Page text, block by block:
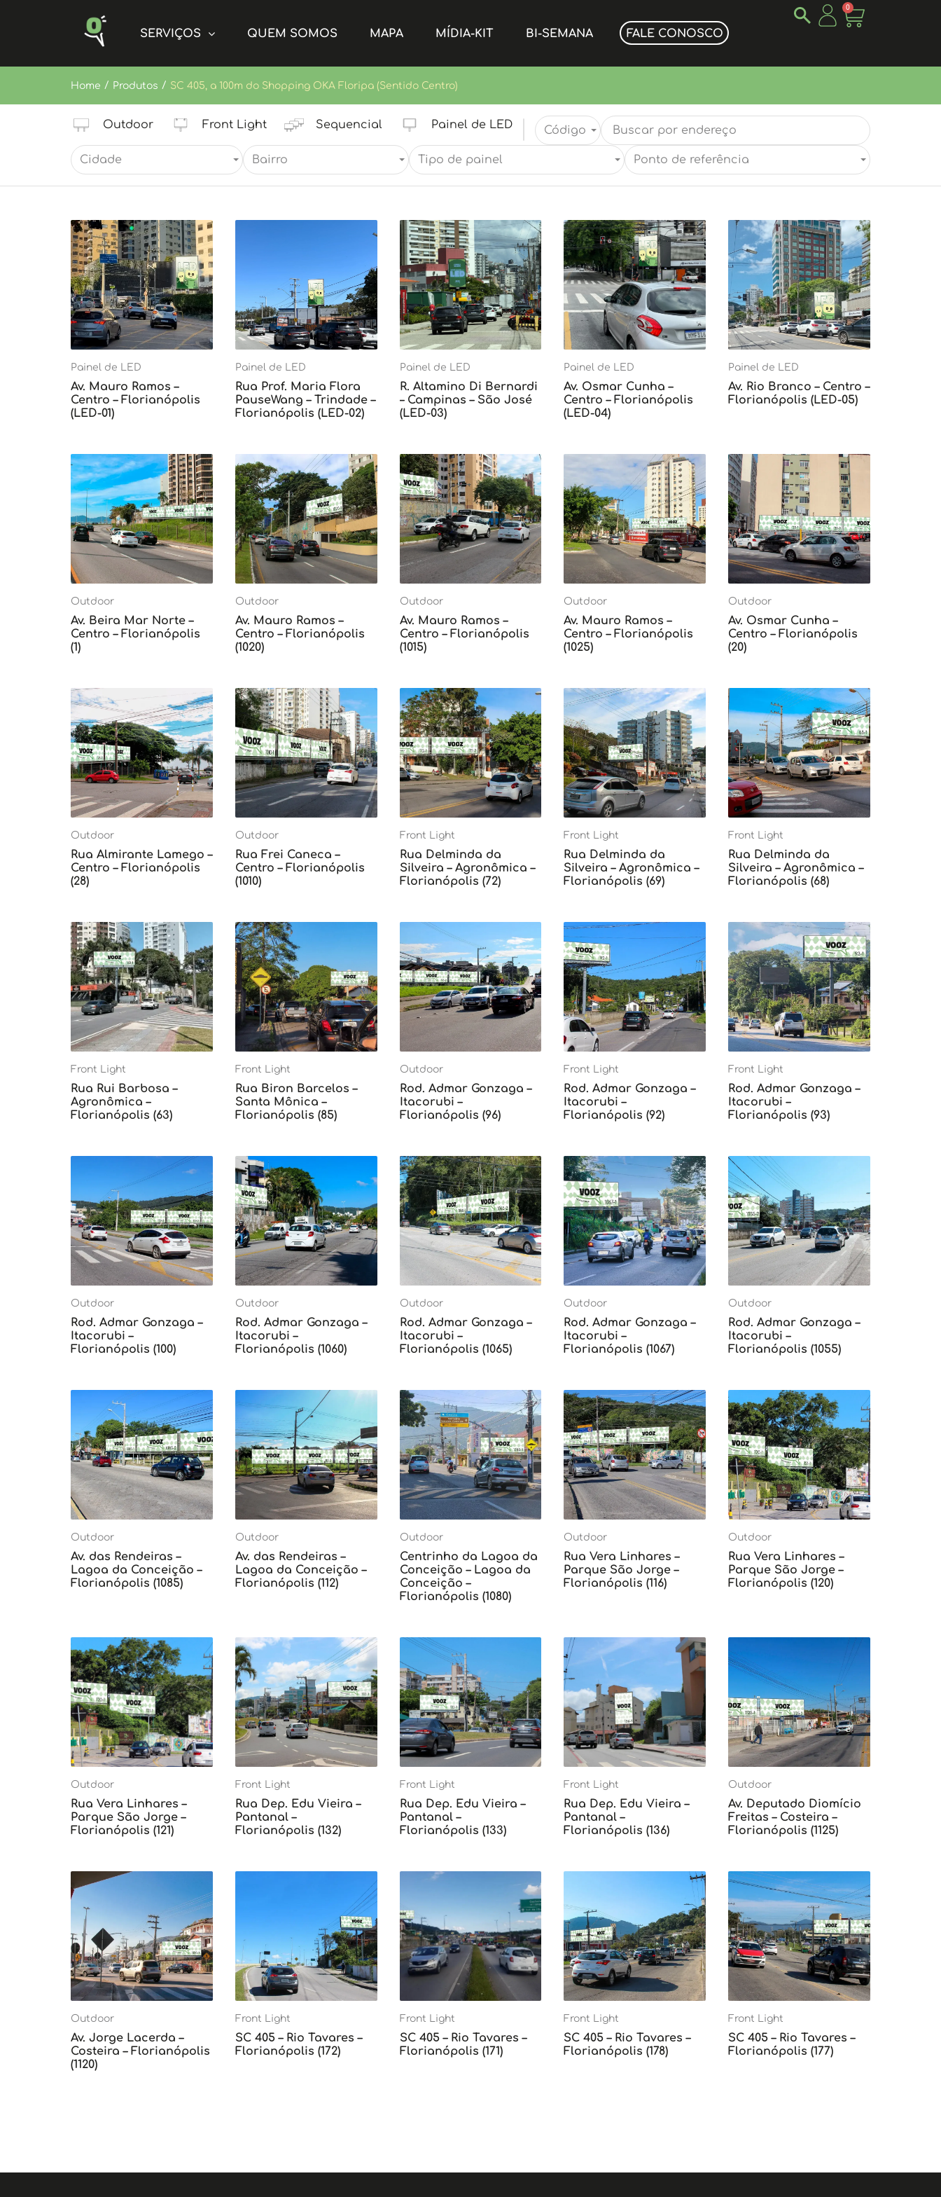
SERVIÇOS QUEM SOMOS MAPA MÍDIA-KIT BI-SEMANA FALE CONOSCO
0
Home / Produtos / SC 405, a 100m do Shopping OKA Floripa (Sentido Centro)
Outdoor Front Light Sequencial Painel de LED Código
Cidade Bairro Tipo de painel Ponto de referência
Painel de LED
Av. Mauro Ramos –
Centro – Florianópolis
(LED-01)
Painel de LED
Rua Prof. Maria Flora
PauseWang – Trindade –
Florianópolis (LED-02)
Painel de LED
R. Altamino Di Bernardi
– Campinas – São José
(LED-03)
Painel de LED
Av. Osmar Cunha –
Centro – Florianópolis
(LED-04)
Painel de LED
Av. Rio Branco – Centro –
Florianópolis (LED-05)
Outdoor
Av. Beira Mar Norte –
Centro – Florianópolis
(1)
Outdoor
Av. Mauro Ramos –
Centro – Florianópolis
(1020)
Outdoor
Av. Mauro Ramos –
Centro – Florianópolis
(1015)
Outdoor
Av. Mauro Ramos –
Centro – Florianópolis
(1025)
Outdoor
Av. Osmar Cunha –
Centro – Florianópolis
(20)
Outdoor
Rua Almirante Lamego –
Centro – Florianópolis
(28)
Outdoor
Rua Frei Caneca –
Centro – Florianópolis
(1010)
Front Light
Rua Delminda da
Silveira – Agronômica –
Florianópolis (72)
Front Light
Rua Delminda da
Silveira – Agronômica –
Florianópolis (69)
Front Light
Rua Delminda da
Silveira – Agronômica –
Florianópolis (68)
Front Light
Rua Rui Barbosa –
Agronômica –
Florianópolis (63)
Front Light
Rua Biron Barcelos –
Santa Mônica –
Florianópolis (85)
Outdoor
Rod. Admar Gonzaga –
Itacorubi –
Florianópolis (96)
Front Light
Rod. Admar Gonzaga –
Itacorubi –
Florianópolis (92)
Front Light
Rod. Admar Gonzaga –
Itacorubi –
Florianópolis (93)
Outdoor
Rod. Admar Gonzaga –
Itacorubi –
Florianópolis (100)
Outdoor
Rod. Admar Gonzaga –
Itacorubi –
Florianópolis (1060)
Outdoor
Rod. Admar Gonzaga –
Itacorubi –
Florianópolis (1065)
Outdoor
Rod. Admar Gonzaga –
Itacorubi –
Florianópolis (1067)
Outdoor
Rod. Admar Gonzaga –
Itacorubi –
Florianópolis (1055)
Outdoor
Av. das Rendeiras –
Lagoa da Conceição –
Florianópolis (1085)
Outdoor
Av. das Rendeiras –
Lagoa da Conceição –
Florianópolis (112)
Outdoor
Centrinho da Lagoa da
Conceição – Lagoa da
Conceição –
Florianópolis (1080)
Outdoor
Rua Vera Linhares –
Parque São Jorge –
Florianópolis (116)
Outdoor
Rua Vera Linhares –
Parque São Jorge –
Florianópolis (120)
Outdoor
Rua Vera Linhares –
Parque São Jorge –
Florianópolis (121)
Front Light
Rua Dep. Edu Vieira –
Pantanal –
Florianópolis (132)
Front Light
Rua Dep. Edu Vieira –
Pantanal –
Florianópolis (133)
Front Light
Rua Dep. Edu Vieira –
Pantanal –
Florianópolis (136)
Outdoor
Av. Deputado Diomício
Freitas – Costeira –
Florianópolis (1125)
Outdoor
Av. Jorge Lacerda –
Costeira – Florianópolis
(1120)
Front Light
SC 405 – Rio Tavares –
Florianópolis (172)
Front Light
SC 405 – Rio Tavares –
Florianópolis (171)
Front Light
SC 405 – Rio Tavares –
Florianópolis (178)
Front Light
SC 405 – Rio Tavares –
Florianópolis (177)